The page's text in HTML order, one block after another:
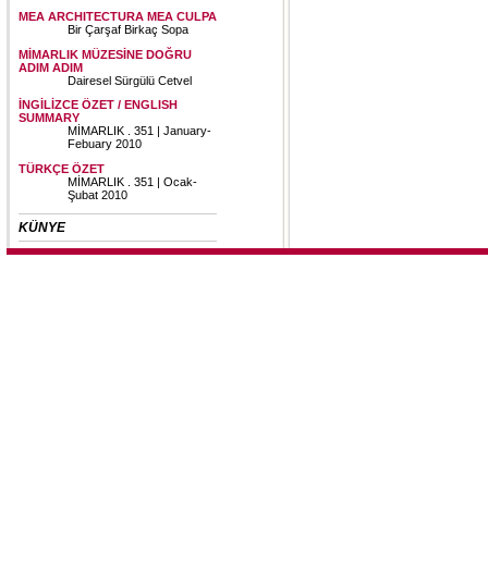
MEA ARCHITECTURA MEA CULPA
Bir Çarşaf Birkaç Sopa
MİMARLIK MÜZESİNE DOĞRU
ADIM ADIM
Dairesel Sürgülü Cetvel
İNGİLİZCE ÖZET / ENGLISH
SUMMARY
MİMARLIK . 351 | January-
Febuary 2010
TÜRKÇE ÖZET
MİMARLIK . 351 | Ocak-
Şubat 2010
KÜNYE